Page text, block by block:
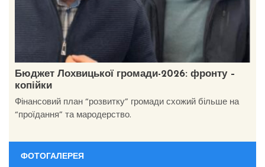
Бюджет Лохвицької громади-2026: фронту –
копійки
Фінансовий план “розвитку” громади схожий більше на
“проїдання” та мародерство.
ФОТОГАЛЕРЕЯ